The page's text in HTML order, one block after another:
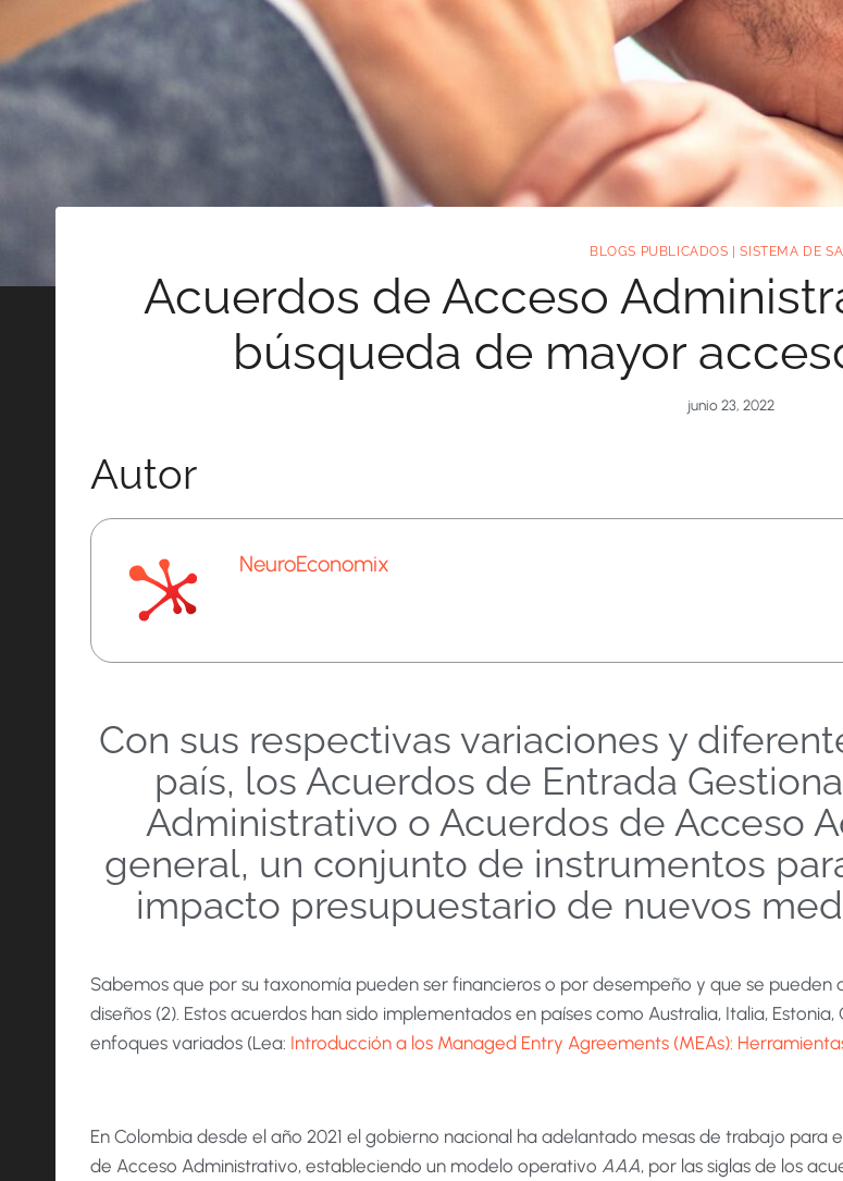
BLOGS PUBLICADOS |SISTEMA DE
Acuerdos de Acceso
búsqueda de mayor
junio 23, 2022
Autor
NeuroEconomix
Con sus respectivas variaciones y
país, los Acuerdos de Entrada
Administrativo o Acuerdos de Acceso
general, un conjunto de instrumentos
impacto presupuestario de nuevos
Sabemos que por su taxonomía pueden ser financieros o por desempeño y que se
diseños (2). Estos acuerdos han sido implementados en países como Australia, Italia,
enfoques variados (Lea: Introducción a los Managed Entry Agreements (MEAs):
En Colombia desde el año 2021 el gobierno nacional ha adelantado mesas de trabajo
de Acceso Administrativo, estableciendo un modelo operativo AAA, por las siglas de los